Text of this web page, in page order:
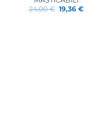
24,00€ Il
prezzo
19,36€Il